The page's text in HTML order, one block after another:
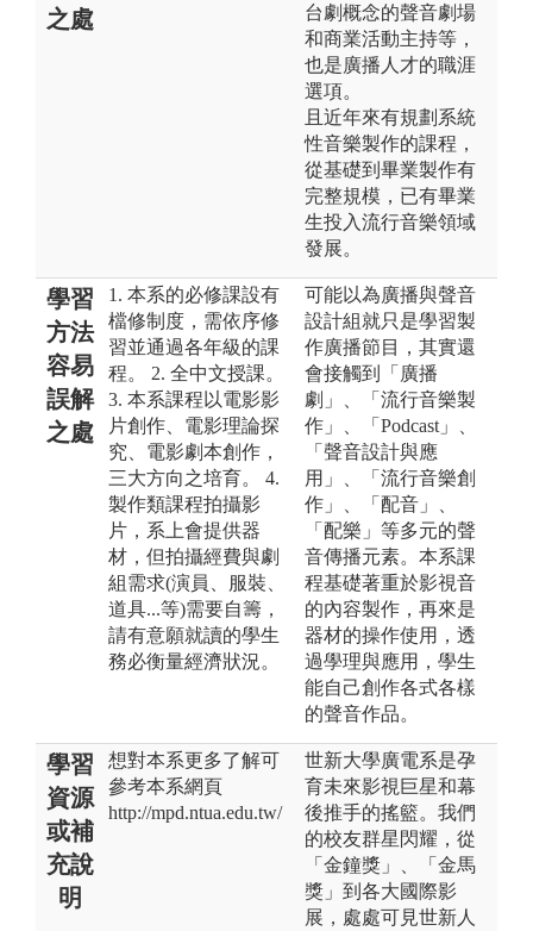
之處
台劇概念的聲音劇場
和商業活動主持等，
也是廣播人才的職涯
選項。
且近年來有規劃系統
性音樂製作的課程，
從基礎到畢業製作有
完整規模，已有畢業
生投入流行音樂領域
發展。
學習
方法
容易
誤解
之處
1. 本系的必修課設有
檔修制度，需依序修
習並通過各年級的課
程。 2. 全中文授課。
3. 本系課程以電影影
片創作、電影理論探
究、電影劇本創作，
三大方向之培育。 4.
製作類課程拍攝影
片，系上會提供器
材，但拍攝經費與劇
組需求(演員、服裝、
道具...等)需要自籌，
請有意願就讀的學生
務必衡量經濟狀況。
可能以為廣播與聲音
設計組就只是學習製
作廣播節目，其實還
會接觸到「廣播
劇」、「流行音樂製
作」、「Podcast」、
「聲音設計與應
用」、「流行音樂創
作」、「配音」、
「配樂」等多元的聲
音傳播元素。本系課
程基礎著重於影視音
的內容製作，再來是
器材的操作使用，透
過學理與應用，學生
能自己創作各式各樣
的聲音作品。
學習
資源
或補
充說
明
想對本系更多了解可
參考本系網頁
http://mpd.ntua.edu.tw/
世新大學廣電系是孕
育未來影視巨星和幕
後推手的搖籃。我們
的校友群星閃耀，從
「金鐘獎」、「金馬
獎」到各大國際影
展，處處可見世新人